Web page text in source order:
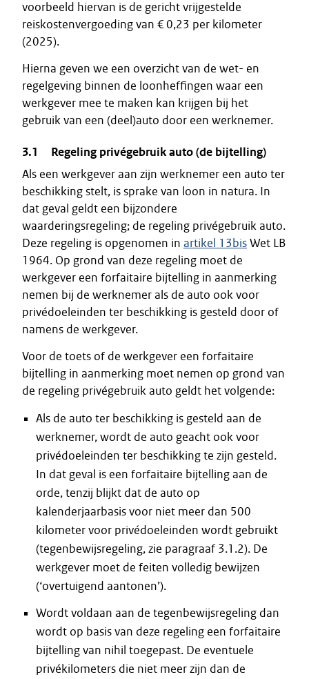
voorbeeld hiervan is de gericht vrijgestelde
reiskostenvergoeding van € 0,23 per kilometer
(2025).
Hierna geven we een overzicht van de wet- en
regelgeving binnen de loonheffingen waar een
werkgever mee te maken kan krijgen bij het
gebruik van een (deel)auto door een werknemer.
3.1 Regeling privégebruik auto (de bijtelling)
Als een werkgever aan zijn werknemer een auto ter
beschikking stelt, is sprake van loon in natura. In
dat geval geldt een bijzondere
waarderingsregeling; de regeling privégebruik auto.
Deze regeling is opgenomen in artikel 13bisWet LB
1964. Op grond van deze regeling moet de
werkgever een forfaitaire bijtelling in aanmerking
nemen bij de werknemer als de auto ook voor
privédoeleinden ter beschikking is gesteld door of
namens de werkgever.
Voor de toets of de werkgever een forfaitaire
bijtelling in aanmerking moet nemen op grond van
de regeling privégebruik auto geldt het volgende:
Als de auto ter beschikking is gesteld aan de
werknemer, wordt de auto geacht ook voor
privédoeleinden ter beschikking te zijn gesteld.
In dat geval is een forfaitaire bijtelling aan de
orde, tenzij blijkt dat de auto op
kalenderjaarbasis voor niet meer dan 500
kilometer voor privédoeleinden wordt gebruikt
(tegenbewijsregeling, zie paragraaf 3.1.2). De
werkgever moet de feiten volledig bewijzen
(‘overtuigend aantonen’).
Wordt voldaan aan de tegenbewijsregeling dan
wordt op basis van deze regeling een forfaitaire
bijtelling van nihil toegepast. De eventuele
privékilometers die niet meer zijn dan de